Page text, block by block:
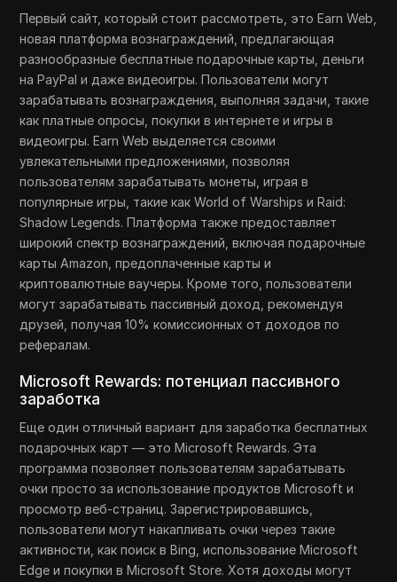
Первый сайт, который стоит рассмотреть, это Earn Web,
новая платформа вознаграждений, предлагающая
разнообразные бесплатные подарочные карты, деньги
на PayPal и даже видеоигры. Пользователи могут
зарабатывать вознаграждения, выполняя задачи, такие
как платные опросы, покупки в интернете и игры в
видеоигры. Earn Web выделяется своими
увлекательными предложениями, позволяя
пользователям зарабатывать монеты, играя в
популярные игры, такие как World of Warships и Raid:
Shadow Legends. Платформа также предоставляет
широкий спектр вознаграждений, включая подарочные
карты Amazon, предоплаченные карты и
криптовалютные ваучеры. Кроме того, пользователи
могут зарабатывать пассивный доход, рекомендуя
друзей, получая 10% комиссионных от доходов по
рефералам.
Microsoft Rewards: потенциал пассивного
заработка
Еще один отличный вариант для заработка бесплатных
подарочных карт — это Microsoft Rewards. Эта
программа позволяет пользователям зарабатывать
очки просто за использование продуктов Microsoft и
просмотр веб-страниц. Зарегистрировавшись,
пользователи могут накапливать очки через такие
активности, как поиск в Bing, использование Microsoft
Edge и покупки в Microsoft Store. Хотя доходы могут